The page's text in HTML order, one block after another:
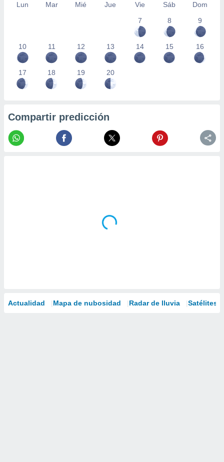
Lun Mar Mié Jue Vie Sáb
Dom
7
8 9
10 11 12 13 14 15 16
17 18 19 20
Compartir predicción
Actualidad Mapa de nubosidad Radar de lluvia Satélites